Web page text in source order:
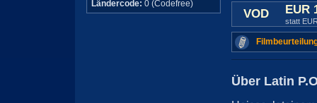
Ländercode: 0 (Codefree)
VOD EUR
statt
Über Latin